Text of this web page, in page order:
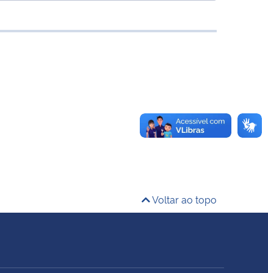
Voltar ao topo